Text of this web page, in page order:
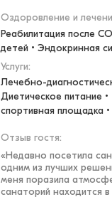
Оздоровление и
Реабилитация после
детей • Эндокринная
Услуги:
Лечебно-
Диетическое питание
спортивная площадка
Отзыв гостя:
«Недавно посетила
одним из лучших
меня поразила
санаторий находится в